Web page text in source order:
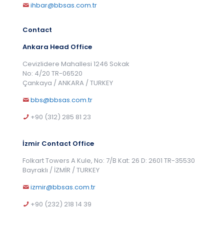
ihbar@bbsas.com.tr
Contact
Ankara Head Office
Cevizlidere Mahallesi 1246 Sokak
No: 4/20 TR-06520
Çankaya / ANKARA / TURKEY
bbs@bbsas.com.tr
+90 (312) 285 81 23
İzmir Contact Office
Folkart Towers A Kule, No: 7/B Kat: 26 D: 2601 TR-35530
Bayraklı / İZMİR / TURKEY
izmir@bbsas.com.tr
+90 (232) 218 14 39